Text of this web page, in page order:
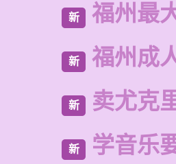
新 福州最
新 福州成
新 卖尤克
新 学音乐